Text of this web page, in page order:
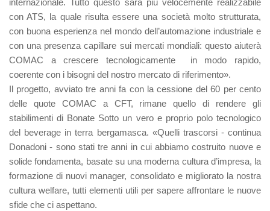
internazionale. Tutto questo sarà più velocemente realizzabile
con ATS, la quale risulta essere una società molto strutturata,
con buona esperienza nel mondo dell’automazione industriale e
con una presenza capillare sui mercati mondiali: questo aiuterà
COMAC a crescere tecnologicamente in modo rapido,
coerente con i bisogni del nostro mercato di riferimento».
Il progetto, avviato tre anni fa con la cessione del 60 per cento
delle quote COMAC a CFT, rimane quello di rendere gli
stabilimenti di Bonate Sotto un vero e proprio polo tecnologico
del beverage in terra bergamasca. «Quelli trascorsi - continua
Donadoni - sono stati tre anni in cui abbiamo costruito nuove e
solide fondamenta, basate su una moderna cultura d’impresa, la
formazione di nuovi manager, consolidato e migliorato la nostra
cultura welfare, tutti elementi utili per sapere affrontare le nuove
sfide che ci aspettano.